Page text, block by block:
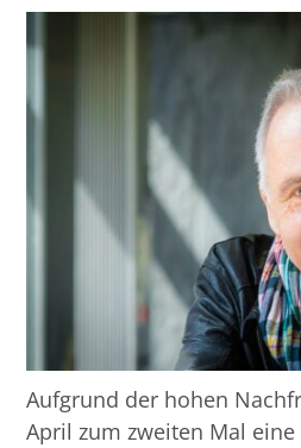
Aufgrund der hohen
April zum zweiten Mal